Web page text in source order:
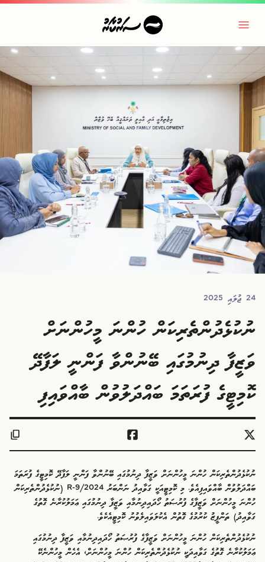
24 ޖުލައި 2025
ނުކުޅެދުންތެރިކަން ހުންނަ މީހުންނަށް
ވަޒީފާ ދިނުމުގައި ބޭނުންވާ ފަންނީ ލަފާދޭ
ކޮމިޓީގެ ފުރަތަމަ ބައްދަލުވުން ބާއްވައިފި
ނުކުޅެދުންތެރިކަން ހުންނަ މީހުންނަށް ވަޒީފާ ދިނުމުގައި ބޭނުންވާ ފަންނީ ލަފާދޭ ކޮމިޓީގެ ފުރަތަމަ
ބައްދަލުވުން ބާއްވައިފިއެވެ. މި ކޮމިޓީއަކީ ގަވާއިދު ނަންބަރު R-9/2024 (ނުކުޅެދުންތެރިކަން
ހުންނަ މީހުންނަށް ވަޒީފާގެ ފުރުޞަތު ހޯދައިދިނުމާއި ވަޒީފާ ދިނުމުގައި ޢަމަލުކުރާނެ ގޮތުގެ
ގަވާއިދު) ތަންފީޒު ކުރުމުގެ ގޮތުން އެކުލަވައިލެވުނު ކޮމިޓީއެކެވެ.
ނުކުޅެދުންތެރިކަން ހުންނަ މީހުންނަށް ވަޒީފާގެ ފުރުޞަތު ހޯދައިދިނުމާއި ވަޒީފާ ދިނުމުގައި
ޢަމަލުކުރާނެ ގޮތުގެ ގަވާއިދަކީ ނުކުޅެދުންތެރިކަން ހުންނަ މީހުންނަށް، އެހެން މީހުންނެކޭ